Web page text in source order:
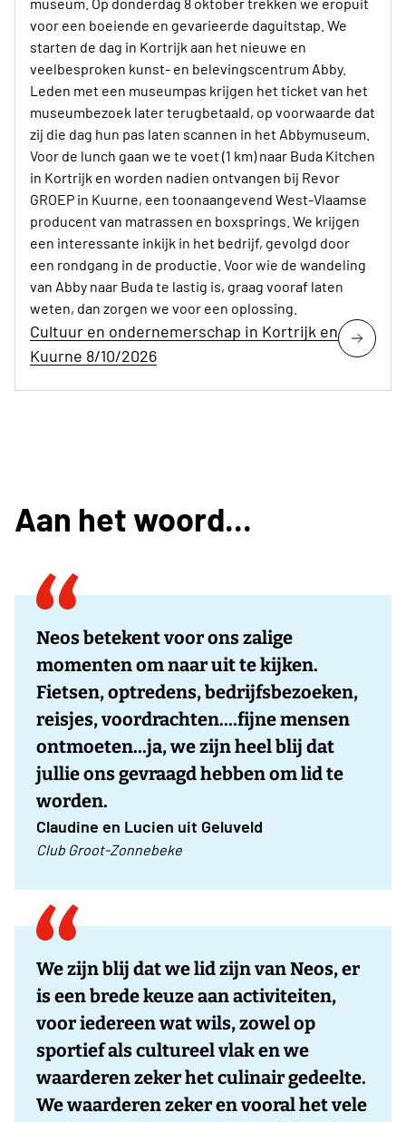
voor een boeiende en gevarieerde daguitstap. We
starten de dag in Kortrijk aan het nieuwe en
veelbesproken kunst- en belevingscentrum Abby.
Leden met een museumpas krijgen het ticket van het
museumbezoek later terugbetaald, op voorwaarde dat
zij die dag hun pas laten scannen in het Abbymuseum.
Voor de lunch gaan we te voet (1 km) naar Buda Kitchen
in Kortrijk en worden nadien ontvangen bij Revor
GROEP in Kuurne, een toonaangevend West-Vlaamse
producent van matrassen en boxsprings. We krijgen
een interessante inkijk in het bedrijf, gevolgd door
een rondgang in de productie. Voor wie de wandeling
van Abby naar Buda te lastig is, graag vooraf laten
weten, dan zorgen we voor een oplossing.
Cultuur en ondernemerschap in Kortrijk en
Kuurne 8/10/2026
Aan het woord...
Neos betekent voor ons zalige
momenten om naar uit te kijken.
Fietsen, optredens, bedrijfsbezoeken,
reisjes, voordrachten....fijne mensen
ontmoeten...ja, we zijn heel blij dat
jullie ons gevraagd hebben om lid te
worden.
Claudine en Lucien uit Geluveld
Club Groot-Zonnebeke
We zijn blij dat we lid zijn van Neos, er
is een brede keuze aan activiteiten,
voor iedereen wat wils, zowel op
sportief als cultureel vlak en we
waarderen zeker het culinair gedeelte.
We waarderen zeker en vooral het vele